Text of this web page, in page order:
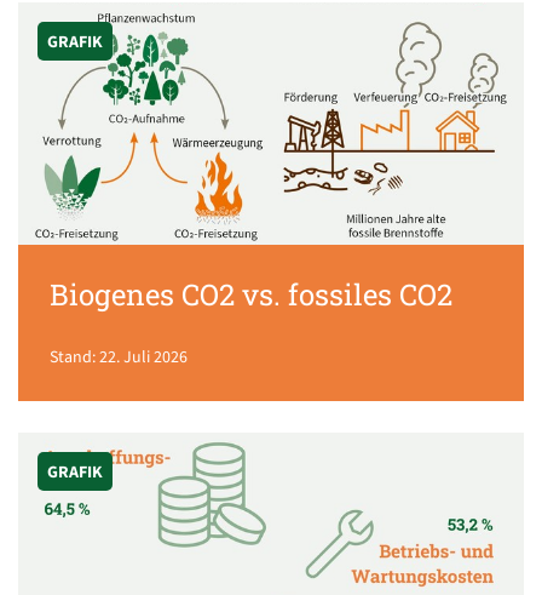
GRAFIK
Biogenes CO2 vs. fossiles CO2
Stand: 22. Juli 2026
GRAFIK